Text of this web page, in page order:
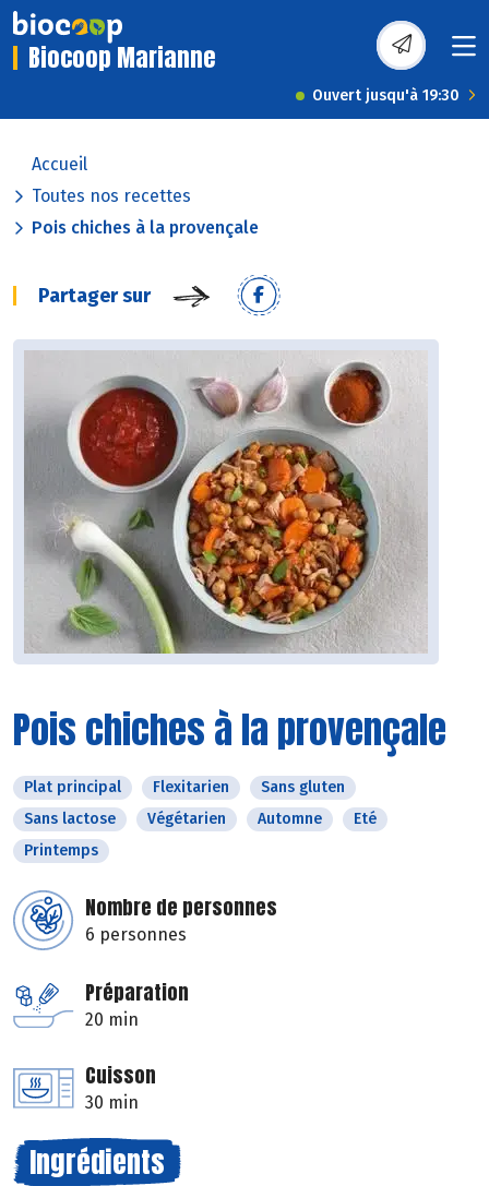
Biocoop Marianne
Ouvert jusqu'à 19:30
Accueil
Toutes nos recettes
Pois chiches à la provençale
Partager sur
Pois chiches à la provençale
Plat principal Flexitarien
Sans gluten
Sans lactose
Végétarien Automne
Eté
Printemps
Nombre de personnes
6 personnes
Préparation
20 min
Cuisson
30 min
Ingrédients